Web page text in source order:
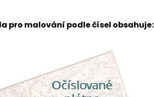
pro malování podle čísel obsahuje: